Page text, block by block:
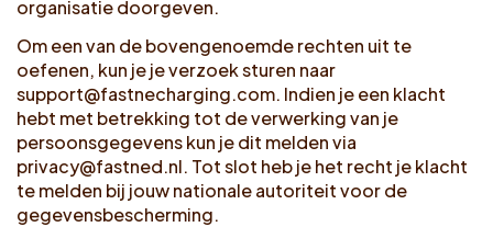
organisatie doorgeven.
Om een van de bovengenoemde rechten uit te
oefenen, kun je je verzoek sturen naar
support@fastnecharging.com. Indien je een klacht
hebt met betrekking tot de verwerking van je
persoonsgegevens kun je dit melden via
privacy@fastned.nl. Tot slot heb je het recht je klacht
te melden bij jouw nationale autoriteit voor de
gegevensbescherming.